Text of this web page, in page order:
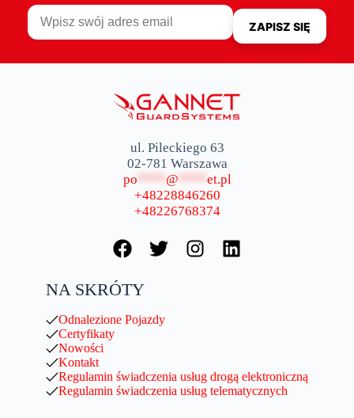
ul. Pileckiego 63
02-781 Warszawa
po **** @ **** et.pl
+48228846260
+48226768374
NA SKRÓTY
Odnalezione Pojazdy
Certyfikaty
Nowości
Kontakt
Regulamin świadczenia usług drogą elektroniczną
Regulamin świadczenia usług telematycznych